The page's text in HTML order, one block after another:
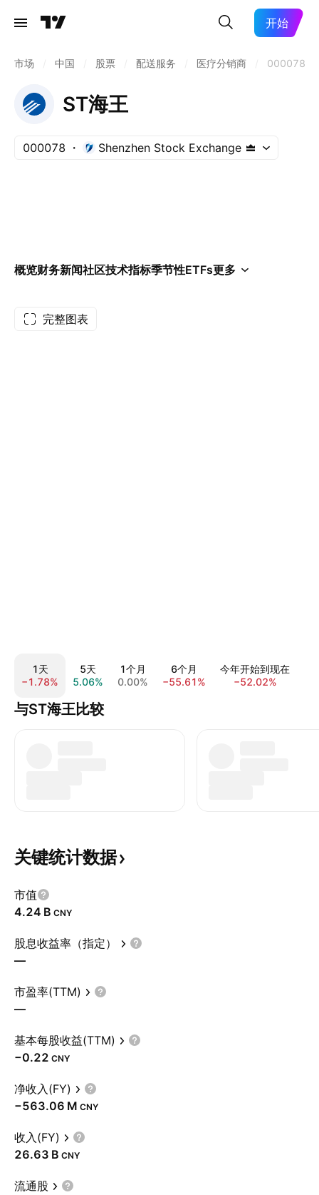
开始
市场 中国 股票 配送服务 医疗分销商 000078
ST海王
000078 Shenzhen Stock Exchange
概览财务新闻社区技术指标季节性ETFs更多
完整图表
1天
−1.78%
5天
5.06%
1个月
0.00%
6个月
−55.61%
今年开始到现在
−52.02%
与ST海王比较
关键统计数据
市值
‪4.24 B‬ CNY
股息收益率（指定）
—
市盈率(TTM)
—
基本每股收益(TTM)
−0.22 CNY
净收入(FY)
‪−563.06 M‬ CNY
收入(FY)
‪26.63 B‬ CNY
流通股